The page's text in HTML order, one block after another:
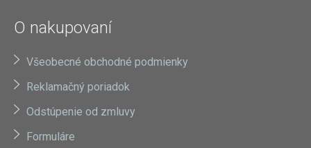
O nakupovaní
Všeobecné obchodné podmienky
Reklamačný poriadok
Odstúpenie od zmluvy
Formuláre